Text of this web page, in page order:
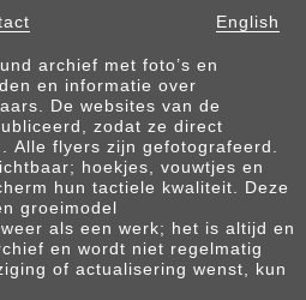
English
archief met foto’s en
en informatie over
De websites van de
zodat ze direct
Alle flyers zijn gefotografeerd.
hoekjes, vouwtjes en
hun tactiele kwaliteit. Deze
groeimodel
als een werk; het is altijd en
en wordt niet regelmatig
of actualisering wenst, kun